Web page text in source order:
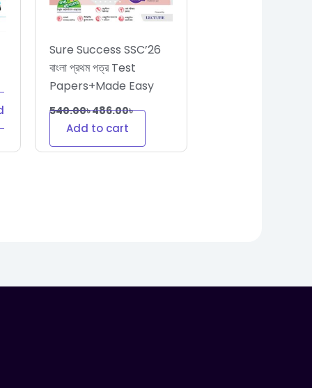
Sure Success SSC’26
বাংলা প্রথম পত্র Test
Papers+Made Easy
540.00৳486.00৳
Add to cart